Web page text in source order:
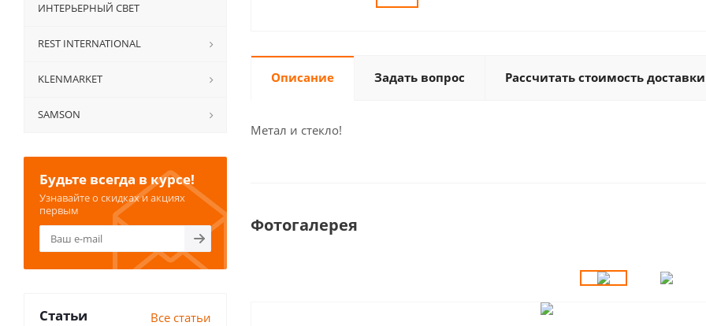
Описание Задать вопрос Рассчитать стоимость доставки
Метал и стекло!
Фотогалерея
ИНТЕРЬЕРНЫЙ СВЕТ
REST INTERNATIONAL
KLENMARKET
SAMSON
Будьте всегда в курсе!
Узнавайте о скидках и акциях
первым
Статьи Все статьи